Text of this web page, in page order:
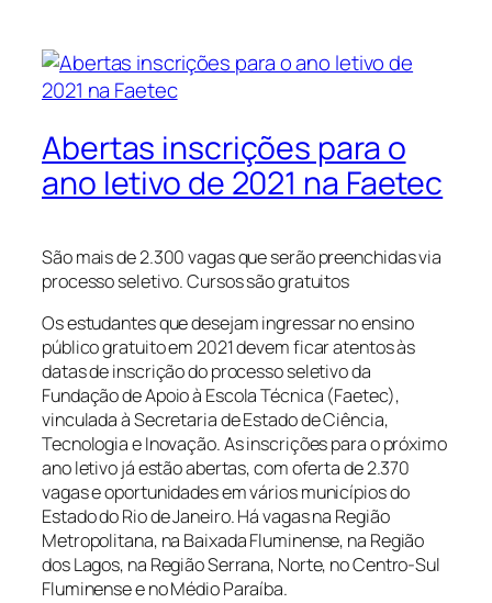
Abertas inscrições para o
ano letivo de 2021 na Faetec
São mais de 2.300 vagas que serão preenchidas via
processo seletivo. Cursos são gratuitos
Os estudantes que desejam ingressar no ensino
público gratuito em 2021 devem ficar atentos às
datas de inscrição do processo seletivo da
Fundação de Apoio à Escola Técnica (Faetec),
vinculada à Secretaria de Estado de Ciência,
Tecnologia e Inovação. As inscrições para o próximo
ano letivo já estão abertas, com oferta de 2.370
vagas e oportunidades em vários municípios do
Estado do Rio de Janeiro. Há vagas na Região
Metropolitana, na Baixada Fluminense, na Região
dos Lagos, na Região Serrana, Norte, no Centro-Sul
Fluminense e no Médio Paraíba.